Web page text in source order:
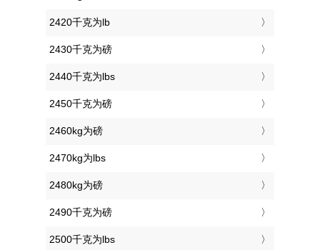
2420千克为lb
2430千克为磅
2440千克为lbs
2450千克为磅
2460kg为磅
2470kg为lbs
2480kg为磅
2490千克为磅
2500千克为lbs